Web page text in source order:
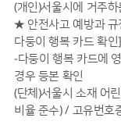
(개인)서울시에 거주
★ 안전사고 예방과 규
다둥이 행복 카드 확
-다둥이 행복 카드에
경우 등본 확인
(단체)서울시 소재 어
비율 준수) / 고유번호